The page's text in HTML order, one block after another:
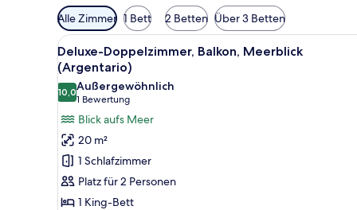
Verfügbare
Filter
für
Zimmer
Alle Zimmer 1 Bett 2 Betten Über 3 Betten
Alle
Fotos
für
Deluxe-
Doppelzimmer,
Balkon,
Meerblick
(Argentario)
anzeigen
Ein Hotelzimmer mit Bett,
7
Deluxe-Doppelzimmer, Balkon, Meerblick
(Argentario)
10,010,0 von 10
Außergewöhnlich
1 Bewertung
(1
Bewertung)
Blick aufs Meer
20 m²
1 Schlafzimmer
Platz für 2 Personen
1 King-Bett